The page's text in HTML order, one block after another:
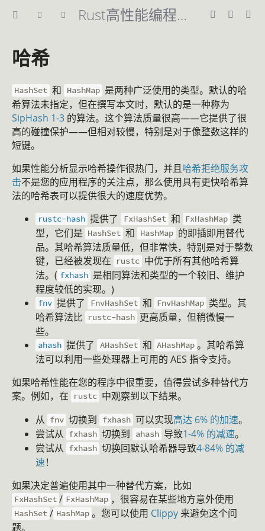
Rust高性能编程指南
哈希
HashSet 和 HashMap 是两种广泛使用的类型。默认的哈
希算法未指定，但在撰写本文时，默认的是一种称为
SipHash 1-3 的算法。这个算法质量很高——它提供了很
高的碰撞保护——但相对较慢，特别是对于像整数这样的
短键。
如果性能分析显示哈希操作很热门，并且哈希拒绝服务攻
击不是您的应用程序的关注点，那么使用具有更快哈希算
法的哈希表可以提供很大的速度优势。
rustc-hash 提供了 FxHashSet 和 FxHashMap 类
型，它们是 HashSet 和 HashMap 的即插即用替代
品。其哈希算法质量低，但非常快，特别是对于整数
键，已经被发现在
rustc 中优于所有其他哈希算
法。( fxhash 是相同算法和类型的一个较旧、维护
程度较低的实现。)
fnv 提供了 FnvHashSet 和 FnvHashMap 类型。其
哈希算法比
rustc-hash 更高质量，但稍微慢一
些。
ahash 提供了 AHashSet 和 AHashMap 。其哈希算
法可以利用一些处理器上可用的 AES 指令支持。
如果哈希性能在您的程序中很重要，值得尝试多种替代方
案。例如，在
rustc 中观察到以下结果。
从 fnv 切换到 fxhash 可以实现高达 6% 的加速。
尝试从 fxhash 切换到 ahash 导致1-4% 的减速。
尝试从 fxhash 切换回默认哈希器导致4-84% 的减
速！
如果决定普遍使用其中一种替代方案，比如
FxHashSet / FxHashMap ，很容易在某些地方意外使用
HashSet / HashMap 。您可以使用 Clippy来避免这个问
题。